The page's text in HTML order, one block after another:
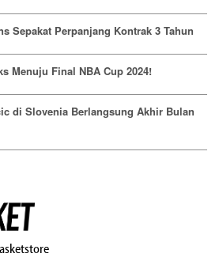
Sepakat Perpanjang Kontrak 3 Tahun
Menuju Final NBA Cup 2024!
di Slovenia Berlangsung Akhir Bulan